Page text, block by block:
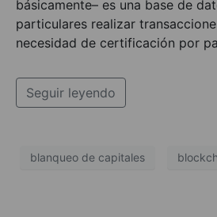
básicamente– es una base de
particulares realizar
necesidad de certificación por
Seguir leyendo
blanqueo de capitales